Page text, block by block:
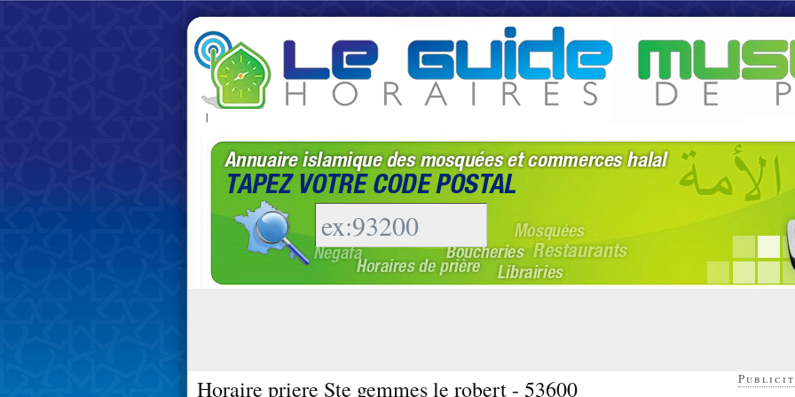
|
Horaire priere Ste gemmes le robert - 53600